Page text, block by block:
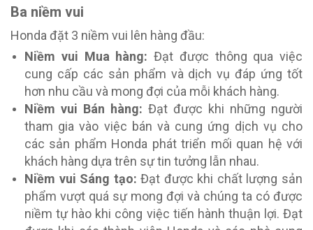
Ba niềm vui
Honda đặt 3 niềm vui lên hàng đầu:
Niềm vui Mua hàng: Đạt được thông qua việc
cung cấp các sản phẩm và dịch vụ đáp ứng tốt
hơn nhu cầu và mong đợi của mỗi khách hàng.
Niềm vui Bán hàng: Đạt được khi những người
tham gia vào việc bán và cung ứng dịch vụ cho
các sản phẩm Honda phát triển mối quan hệ với
khách hàng dựa trên sự tin tưởng lẫn nhau.
Niềm vui Sáng tạo: Đạt được khi chất lượng sản
phẩm vượt quá sự mong đợi và chúng ta có được
niềm tự hào khi công việc tiến hành thuận lợi. Đạt